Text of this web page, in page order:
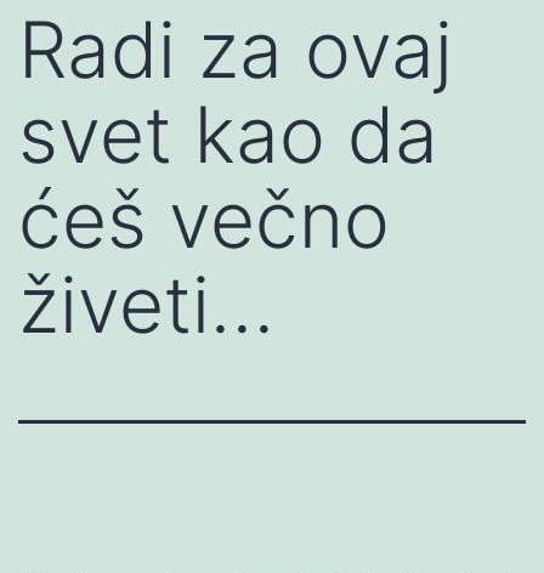
Radi za ovaj
svet kao da
ćeš večno
živeti…